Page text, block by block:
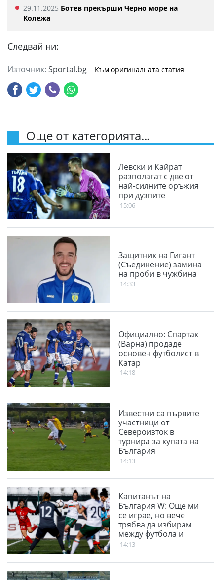
29.11.2025 Ботев прекърши Черно море на
Колежа
Следвай ни:
Източник: Sportal.bg Към оригиналната статия
Още от категорията...
Левски и Кайрат
разполагат с две от
най-силните оръжия
при дузпите
15:06
Защитник на Гигант
(Съединение) замина
на проби в чужбина
14:33
Официално: Спартак
(Варна) продаде
основен футболист в
Катар
14:18
Известни са първите
участници от
Североизток в
турнира за купата на
България
14:13
Капитанът на
България W: Още ми
се играе, но вече
трябва да избирам
между футбола и
семейството
14:13